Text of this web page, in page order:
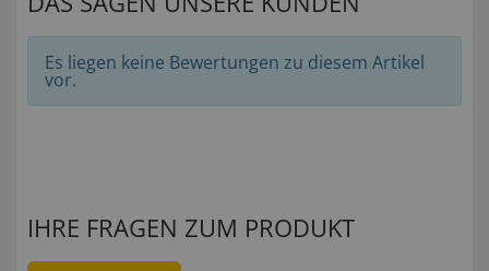
Es liegen keine Bewertungen zu diesem Artikel
vor.
IHRE FRAGEN ZUM PRODUKT